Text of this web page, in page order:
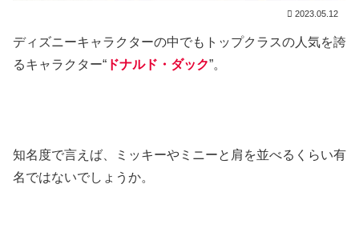
2023.05.12
ディズニーキャラクターの中でもトップクラスの人気を誇
るキャラクター“ ドナルド・ダック”。
知名度で言えば、ミッキーやミニーと肩を並べるくらい有
名ではないでしょうか。